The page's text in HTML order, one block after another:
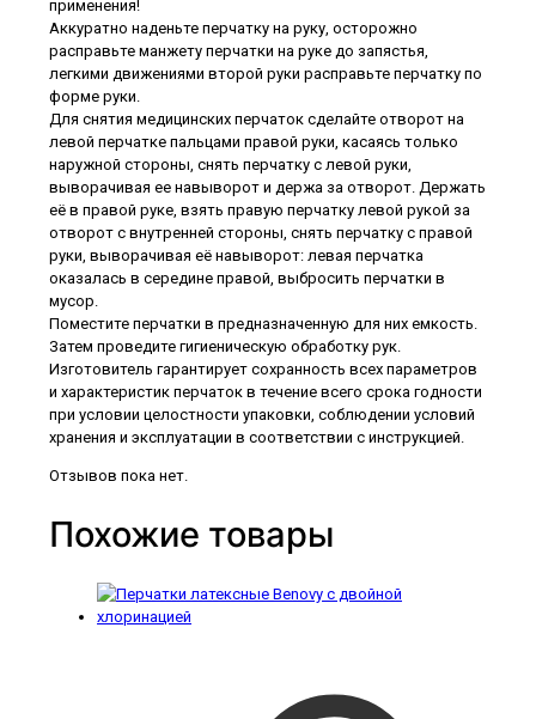
применения!
Аккуратно наденьте перчатку на руку, осторожно
расправьте манжету перчатки на руке до запястья,
легкими движениями второй руки расправьте перчатку по
форме руки.
Для снятия медицинских перчаток сделайте отворот на
левой перчатке пальцами правой руки, касаясь только
наружной стороны, снять перчатку с левой руки,
выворачивая ее навыворот и держа за отворот. Держать
её в правой руке, взять правую перчатку левой рукой за
отворот с внутренней стороны, снять перчатку с правой
руки, выворачивая её навыворот: левая перчатка
оказалась в середине правой, выбросить перчатки в
мусор.
Поместите перчатки в предназначенную для них емкость.
Затем проведите гигиеническую обработку рук.
Изготовитель гарантирует сохранность всех параметров
и характеристик перчаток в течение всего срока годности
при условии целостности упаковки, соблюдении условий
хранения и эксплуатации в соответствии с инструкцией.
Отзывов пока нет.
Похожие товары